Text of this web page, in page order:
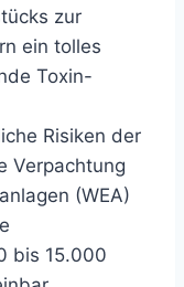
zur
ein tolles
Toxin-
Risiken der
Verpachtung
(WEA)
bis 15.000